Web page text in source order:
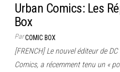
Urban Comics: Les
Box
ParCOMIC BOX
[FRENCH] Le nouvel éditeur de
Comics, a récemment tenu un «